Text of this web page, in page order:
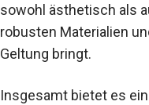
sowohl ästhetisch als
robusten Materialien
Geltung bringt.
Insgesamt bietet es